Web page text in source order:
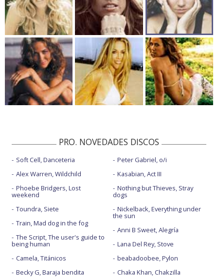
PRO. NOVEDADES DISCOS
Soft Cell, Danceteria
Alex Warren, Wildchild
Phoebe Bridgers, Lost
weekend
Toundra, Siete
Train, Mad dog in the fog
The Script, The user's guide to
being human
Camela, Titánicos
Becky G, Baraja bendita
Peter Gabriel, o/i
Kasabian, Act III
Nothing but Thieves, Stray
dogs
Nickelback, Everything under
the sun
Anni B Sweet, Alegría
Lana Del Rey, Stove
beabadoobee, Pylon
Chaka Khan, Chakzilla